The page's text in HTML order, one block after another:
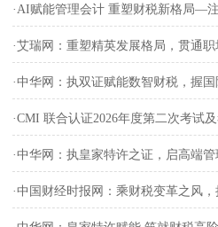
·AI赋能管理会计 重塑财税新格局—
·艾瑞网：重塑精英发展格局，贯通
·中华网：执双证赋能数智财税，握
·CMI 联合认证2026年度第二次考试
·中华网：执皇家特许之证，启高端
·中国财经时报网：乘财税变革之风